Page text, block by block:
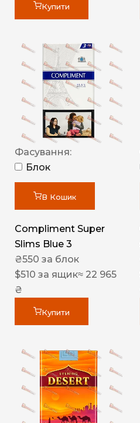
Купити
Фасування:
Блок
В Кошик
Compliment Super
Slims Blue 3
₴550 за блок
$510 за ящик≈ 22 965
₴
Купити